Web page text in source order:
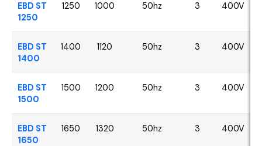
EBD ST
1250
1250 1000 50hz 3 400V
EBD ST
1400
1400 1120 50hz 3 400V
EBD ST
1500
1500 1200 50hz 3 400V
EBD ST
1650
1650 1320 50hz 3 400V